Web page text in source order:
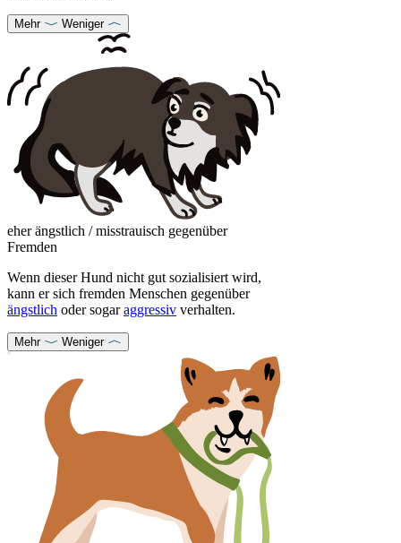
Mehr Weniger
eher ängstlich / misstrauisch gegenüber
Fremden
Wenn dieser Hund nicht gut sozialisiert wird,
kann er sich fremden Menschen gegenüber
ängstlich oder sogaraggressiv verhalten.
Mehr Weniger